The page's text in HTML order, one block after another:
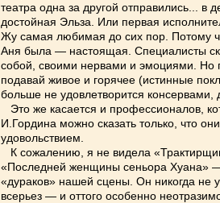
театра одна за другой отправились...
достойная Эльза. Или первая
Жу самая любимая до сих пор. Потому
Аня была — настоящая. Специалисты
собой, своими нервами и эмоциями.
подавай живое и горячее (истинные
больше не удовлетворится
Это же касается и профессионалов,
И.Гордина можно сказать только, что
удовольствием.
К сожалению, я не видела
«Последней женщины сеньора Хуана»
«дураков» нашей сцены. Он никогда не
всерьез — и оттого особенно